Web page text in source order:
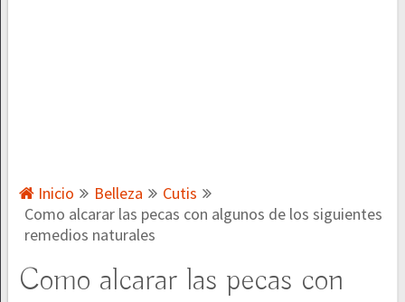
Inicio Belleza
Cutis
Como alcarar las pecas con algunos de los siguientes
remedios naturales
Como alcarar las pecas con